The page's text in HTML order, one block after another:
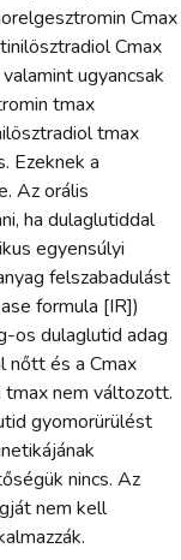
Cmax
Cmax
ugyancsak
tmax
tmax
Ezeknek a
Az orális
ha dulaglutiddal
egyensúlyi
felszabadulást
formula [IR])
os dulaglutid adag
nőtt és a Cmax
nem változott.
gyomorürülést
nincs. Az
nem kell